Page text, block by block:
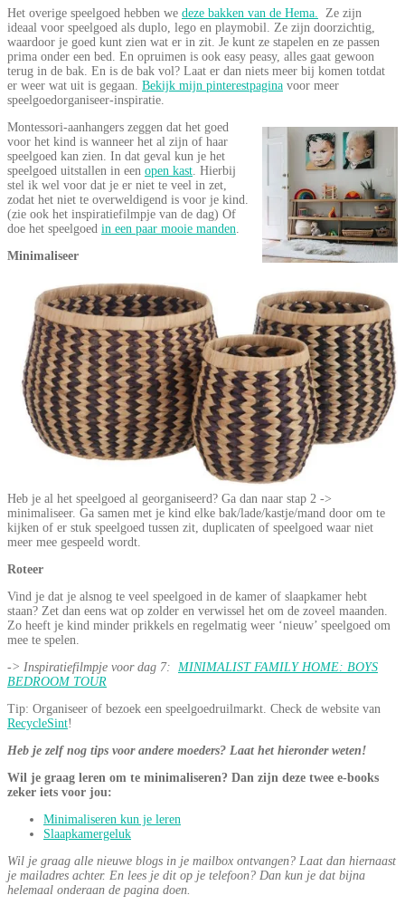
Het overige speelgoed hebben we deze bakken van de Hema.
Ze zijn
ideaal voor speelgoed als duplo, lego en playmobil. Ze zijn doorzichtig,
waardoor je goed kunt zien wat er in zit. Je kunt ze stapelen en ze passen
prima onder een bed. En opruimen is ook easy peasy, alles gaat gewoon
terug in de bak. En is de bak vol? Laat er dan niets meer bij komen totdat
er weer wat uit is gegaan. Bekijk mijn pinterestpagina voor meer
speelgoedorganiseer-inspiratie.
Montessori-aanhangers zeggen dat het goed
voor het kind is wanneer het al zijn of haar
speelgoed kan zien. In dat geval kun je het
speelgoed uitstallen in een open kast . Hierbij
stel ik wel voor dat je er niet te veel in zet,
zodat het niet te overweldigend is voor je kind.
(zie ook het inspiratiefilmpje van de dag) Of
doe het speelgoed in een paar mooie manden
Minimaliseer
Heb je al het speelgoed al georganiseerd? Ga dan naar stap 2 ->
minimaliseer. Ga samen met je kind elke bak/lade/kastje/mand door om te
kijken of er stuk speelgoed tussen zit, duplicaten of speelgoed waar niet
meer mee gespeeld wordt.
Roteer
Vind je dat je alsnog te veel speelgoed in de kamer of slaapkamer hebt
staan? Zet dan eens wat op zolder en verwissel het om de zoveel maanden.
Zo heeft je kind minder prikkels en regelmatig weer ‘nieuw’ speelgoed om
mee te spelen.
-> Inspiratiefilmpje voor dag 7: MINIMALIST FAMILY HOME: BOYS
BEDROOM TOUR
Tip: Organiseer of bezoek een speelgoedruilmarkt. Check de website van
RecycleSint!
Heb je zelf nog tips voor andere moeders? Laat het hieronder weten!
Wil je graag leren om te minimaliseren? Dan zijn deze twee e-books
zeker iets voor jou:
Minimaliseren kun je leren
Slaapkamergeluk
Wil je graag alle nieuwe blogs in je mailbox ontvangen? Laat dan hiernaast
je mailadres achter. En lees je dit op je telefoon? Dan kun je dat bijna
helemaal onderaan de pagina doen.